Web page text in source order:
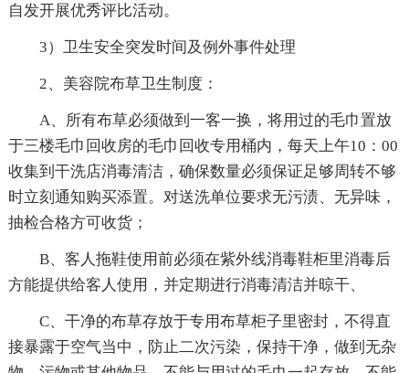
自发开展优秀评比活动。
3）卫生安全突发时间及例外事件处理
2、美容院布草卫生制度：
A、所有布草必须做到一客一换，将用过的毛巾置放
于三楼毛巾回收房的毛巾回收专用桶内，每天上午10：00
收集到干洗店消毒清洁，确保数量必须保证足够周转不够
时立刻通知购买添置。对送洗单位要求无污渍、无异味，
抽检合格方可收货；
B、客人拖鞋使用前必须在紫外线消毒鞋柜里消毒后
方能提供给客人使用，并定期进行消毒清洁并晾干、
C、干净的布草存放于专用布草柜子里密封，不得直
接暴露于空气当中，防止二次污染，保持干净，做到无杂